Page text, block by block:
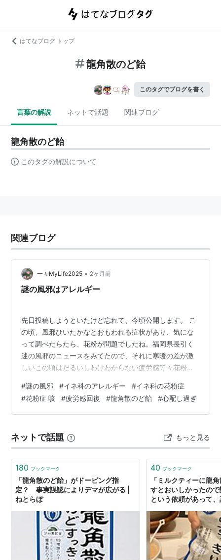
はてなブログ トップ
龍角散のど飴
このタグでブログを書く
言葉の解説 ネットで話題 関連ブログ
龍角散のど飴
このタグの解説について
関連ブログ
一々MyLife2025 • 2ヶ月前
謎の風邪はアレルギー
先日投稿しようといたけど忘れて、今頃公開します。 こ
の頃、風邪ひいたかなとおもわれる症状があり、気にな
って調べたらたら、花粉が問題でしたね。福岡県長引く
迷の風邪のニュースをみてたので、それに寒暖の差が激
しいこの頃はだるいしわけわからない疲労感等々花粉症
くにもなんだかね、辛抱強く我慢してました。ニュース
を読み納得する。 私はスギ花粉・ヒノキ花粉などの花粉
症は食べ物を気をつけたりして治ってはあるが寒暖差ア
熱中症が冬でも…。 この下はリンク記事 ↘↘↘ いま、
SNSなどで”謎の風邪”と呼ばれる症状を訴…
#謎の風邪 #イネ科のアレルギー #イネ科の花粉症
#花粉症 咳 #疲労感回復 #龍角散のど飴 #心配し過ぎ
ネットで話題 もっと見る
180 ブックマーク
「龍角散のど飴」がドーピング指
定？ 事実誤認によりデマが広がる |
ねとらぼ
40 ブックマーク
「ミルクティーに龍
すとおいしかったの
という依頼があって
「組み合わせって不
津々の反応が集まる